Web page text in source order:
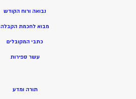
נבואה ורוח הקודש
מבוא לחכמת הקבלה
כתבי המקובלים
עשר ספירות
תורה ומדע